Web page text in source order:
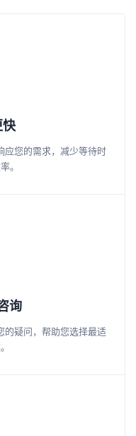
快
应您的需求，减少等待时
。
询
的疑问，帮助您选择最适